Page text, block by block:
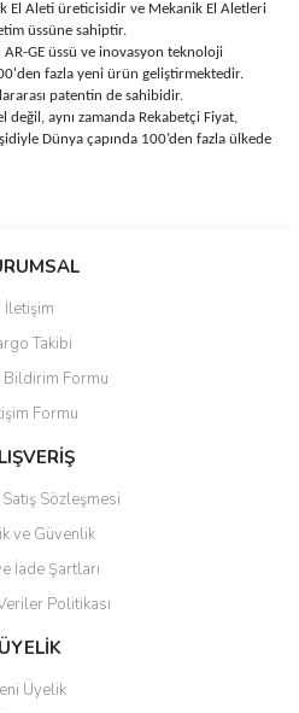
El Aleti üreticisidir ve Mekanik El Aletleri
üssüne sahiptir.
GE üssü ve inovasyon teknoloji
fazla yeni ürün geliştirmektedir.
patentin de sahibidir.
değil, aynı zamanda Rekabetçi Fiyat,
Dünya çapında 100’den fazla ülkede
yorumu siz yapın!
veya görüntülenemiyor.
bilgiler bulunuyor.
pahalı.
Gönder
İletişim
Takibi
Bildirim Formu
Formu
Sözleşmesi
ve Güvenlik
İade Şartları
Politikası
ÜYELİK
Üyelik